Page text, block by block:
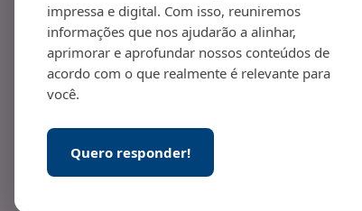
impressa e digital. Com isso, reuniremos
informações que nos ajudarão a alinhar,
aprimorar e aprofundar nossos conteúdos de
acordo com o que realmente é relevante para
você.
Quero responder!